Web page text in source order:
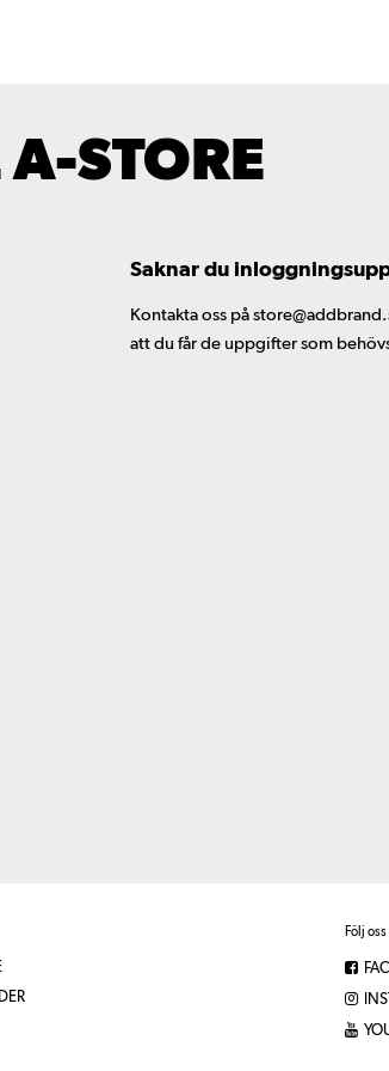
STORE
Saknar du
Kontakta oss på
att du får de uppgifter som
Följ oss